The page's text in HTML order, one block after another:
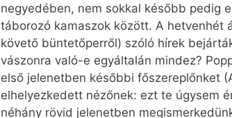
negyedében, nem sokkal később pedig
táborozó kamaszok között. A hetvenhét
követő büntetőperről) szóló hírek
vászonra való-e egyáltalán mindez?
első jelenetben későbbi főszereplőnket
elhelyezkedett nézőnek: ezt te úgysem
néhány rövid jelenetben